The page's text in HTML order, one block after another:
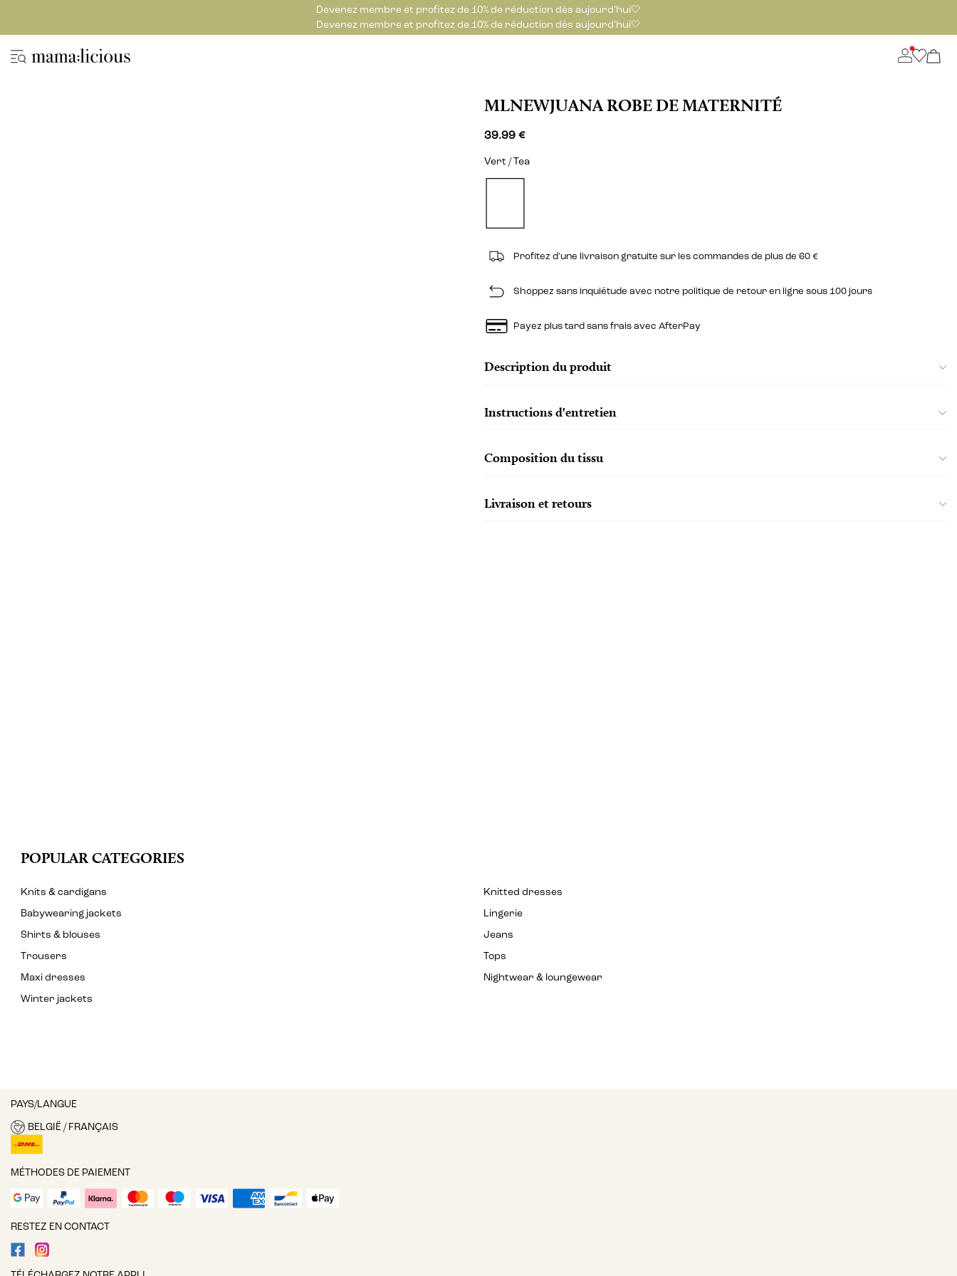
Devenez membre et profitez de 10% de réduction dès aujourd’hui🤍
Devenez membre et profitez de 10% de réduction dès aujourd’hui🤍
MLNEWJUANA ROBE DE MATERNITÉ
39.99 €
Vert / Tea
Profitez d'une livraison gratuite sur les commandes de plus de 60 €
Shoppez sans inquiétude avec notre politique de retour en ligne sous 100 jours
Payez plus tard sans frais avec AfterPay
Description du produit
Instructions d'entretien
Composition du tissu
Livraison et retours
POPULAR CATEGORIES
Knits & cardigans
Knitted dresses
Babywearing jackets
Lingerie
Shirts & blouses
Jeans
Trousers
Tops
Maxi dresses
Nightwear & loungewear
Winter jackets
PAYS/LANGUE
BELGIË / FRANÇAIS
MÉTHODES DE PAIEMENT
RESTEZ EN CONTACT